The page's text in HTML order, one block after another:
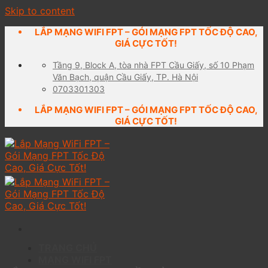
Skip to content
LẮP MẠNG WIFI FPT – GÓI MẠNG FPT TỐC ĐỘ CAO,
GIÁ CỰC TỐT!
Tầng 9, Block A, tòa nhà FPT Cầu Giấy, số 10 Phạm
Văn Bạch, quận Cầu Giấy, TP. Hà Nội
0703301303
LẮP MẠNG WIFI FPT – GÓI MẠNG FPT TỐC ĐỘ CAO,
GIÁ CỰC TỐT!